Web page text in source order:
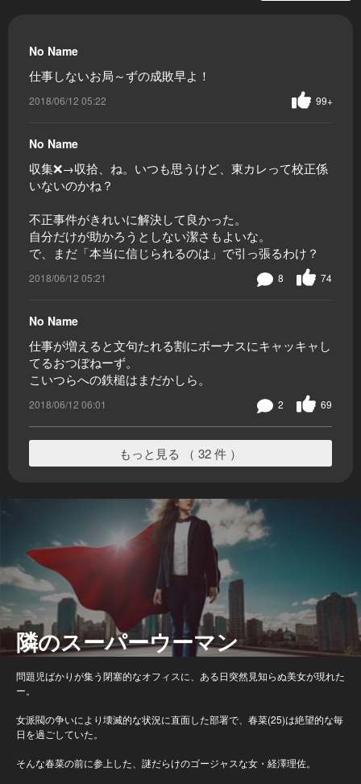
No Name
仕事しないお局～ずの成敗早よ！
2018/06/12 05:22 99+
No Name
収集❌→収拾、ね。いつも思うけど、東カレって校正係
いないのかね？
不正事件がきれいに解決して良かった。
自分だけが助かろうとしない潔さもよいな。
で、まだ「本当に信じられるのは」で引っ張るわけ？
2018/06/12 05:21 74
8
No Name
仕事が増えると文句たれる割にボーナスにキャッキャし
てるおつぼねーず。
こいつらへの鉄槌はまだかしら。
2018/06/12 06:01 69
2
もっと見る （ 32 件 ）
隣のスーパーウーマン
問題児ばかりが集う閉塞的なオフィスに、ある日突然見知らぬ美女が現れた
ー。
女派閥の争いにより壊滅的な状況に直面した部署で、春菜(25)は絶望的な毎
日を過ごしていた。
そんな春菜の前に参上した、謎だらけのゴージャスな女・経澤理佐。